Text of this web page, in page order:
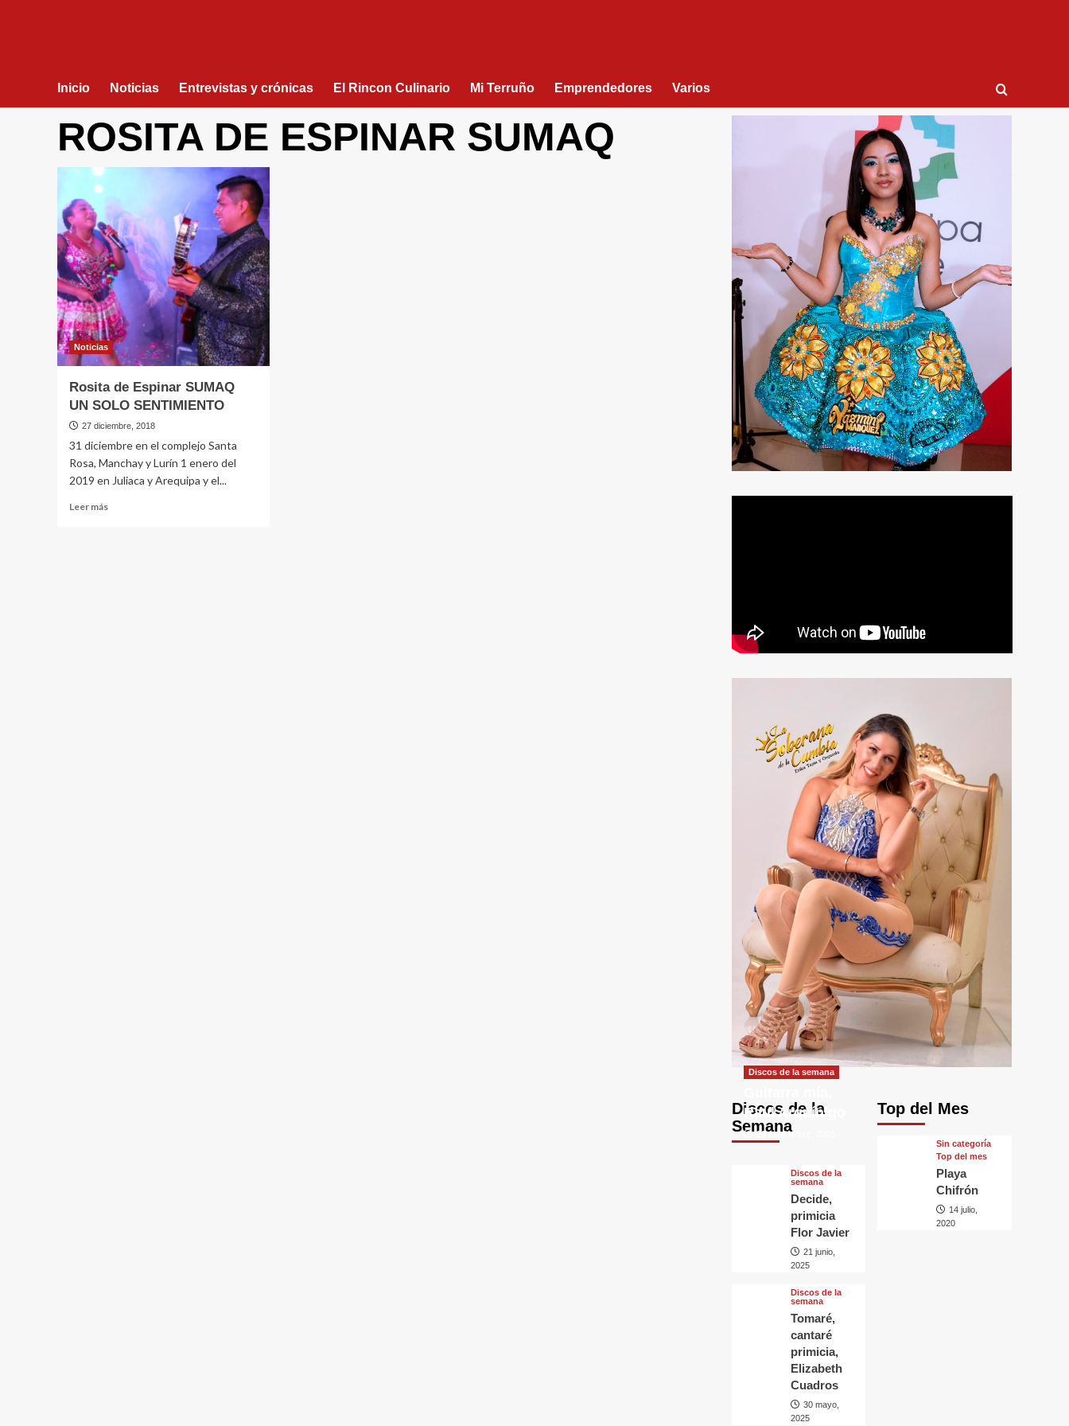
Inicio Noticias Entrevistas y crónicas El Rincon Culinario Mi Terruño Emprendedores Varios
ROSITA DE ESPINAR SUMAQ
Noticias
Rosita de Espinar SUMAQ
UN SOLO SENTIMIENTO
27 diciembre, 2018
31 diciembre en el complejo Santa
Rosa, Manchay y Lurín 1 enero del
2019 en Juliaca y Arequipa y el...
Leer más
Discos de la
Semana
Discos de la semana
Raul Arquínigo
29 septiembre, 2025
Discos de la
semana
Decide,
primicia
Flor Javier
21 junio,
2025
Discos de la
semana
Tomaré,
cantaré
primicia,
Elizabeth
Cuadros
30 mayo,
2025
Top del Mes
Sin categorí­a
Top del mes
Playa
Chifrón
14 julio,
2020